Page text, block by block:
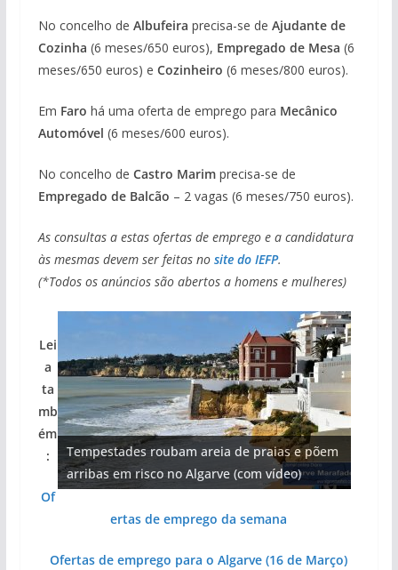
No concelho de Albufeira precisa-se de Ajudante de
Cozinha (6 meses/650 euros), Empregado de Mesa (6
meses/650 euros) e Cozinheiro (6 meses/800 euros).
Em Faro há uma oferta de emprego para Mecânico
Automóvel (6 meses/600 euros).
No concelho de Castro Marimprecisa-se de
Empregado de Balcão – 2 vagas (6 meses/750 euros).
As consultas a estas ofertas de emprego e a candidatura
às mesmas devem ser feitas no site do IEFP.
(*Todos os anúncios são abertos a homens e mulheres)
Tempestades roubam areia de praias e põem
arribas em risco no Algarve (com vídeo)
Tapas do mar a 3 euros cada. Nova rota
gastronómica nasce no Algarve
Foto do dia: uma cidade algarvia que cresceu
entre redes e fábricas
Projeto milionário: investimento de 108
milhões de euros na construção de dois
hotéis (com vídeo)
Milagre da água. Fontes emblemáticas do
Algarve voltam a ter vida (com vídeo)
Lei
a
ta
mb
ém
:
Of
ertas de emprego da semana
Ofertas de emprego para o Algarve (16 de Março)